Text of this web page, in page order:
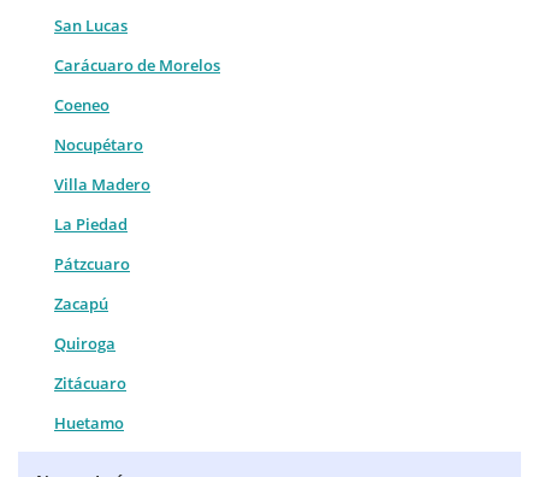
San Lucas
Carácuaro de Morelos
Coeneo
Nocupétaro
Villa Madero
La Piedad
Pátzcuaro
Zacapú
Quiroga
Zitácuaro
Huetamo